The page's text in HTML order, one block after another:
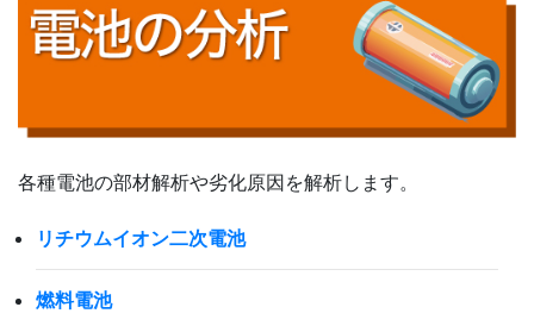
各種電池の部材解析や劣化原因を解析します。
リチウムイオン二次電池
燃料電池